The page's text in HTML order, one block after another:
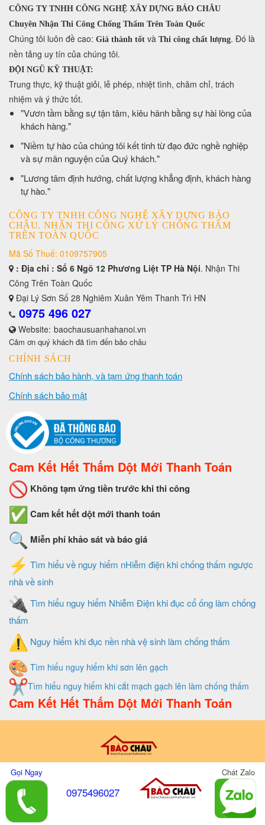
CÔNG TY TNHH CÔNG NGHỆ XÂY DỰNG BẢO CHÂU
Chuyên Nhận Thi Công Chống Thấm Trên Toàn Quốc
​Chúng tôi luôn đề cao: Giá thành tốt và Thi công chất lượng. Đó là
nền tảng uy tín của chúng tôi.
ĐỘI NGŨ KỸ THUẬT:
Trung thực, kỹ thuật giỏi, lễ phép, nhiệt tình, chăm chỉ, trách
nhiệm và ý thức tốt.
​"Vươn tầm bằng sự tận tâm, kiêu hãnh bằng sự hài lòng của
khách hàng."
​"Niềm tự hào của chúng tôi kết tinh từ đạo đức nghề nghiệp
và sự mãn nguyện của Quý khách."
​"Lương tâm định hướng, chất lượng khẳng định, khách hàng
tự hào."
CÔNG TY TNHH CÔNG NGHỆ XÂY DỰNG BẢO
CHÂU. NHẬN THI CÔNG XỬ LÝ CHỐNG THẤM
TRÊN TOÀN QUỐC
Mã Số Thuế: 0109757905
: Địa chỉ : Số 6 Ngõ 12 Phương Liệt TP Hà Nội. Nhận Thi
Công Trên Toàn Quốc
Đại Lý Sơn Số 28 Nghiêm Xuân Yêm Thanh Trì HN
0975 496 027
Website: baochausuanhahanoi.vn
Cảm ơn quý khách đã tìm đến bảo châu
CHÍNH SÁCH
Chính sách bảo hành, và tạm ứng thanh toán
Chính sách bảo mật
Cam Kết Hết Thấm Dột Mới Thanh Toán
Không tạm ứng tiền trước khi thi công
Cam kết hết dột mới thanh toán
Miễn phí khảo sát và báo giá
Tìm hiểu về nguy hiểm nHiễm điện khi chống thấm ngược
nhà về sinh
Tìm hiểu nguy hiểm Nhiễm Điện khi đục cổ ống làm chống
thấm
Nguy hiểm khi đục nền nhà vệ sinh làm chống thấm
Tìm hiểu nguy hiểm khi sơn lên gạch
Tìm hiểu nguy hiểm khi cắt mạch gạch lên làm chống thấm
Cam Kết Hết Thấm Dột Mới Thanh Toán
Gọi Ngay
0975496027
Chát Zalo